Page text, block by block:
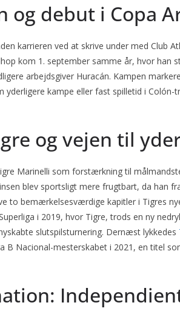
og debut i Copa
karrieren ved at skrive under med Club
kom 1. september samme år, hvor han
arbejdsgiver Huracán. Kampen
kampe eller fast spilletid i
og vejen til
Marinelli som forstærkning til
blev sportsligt mere frugtbart, da han
to bemærkelsesværdige kapitler i Tigres
i 2019, hvor Tigre, trods en ny
slutspilsturnering. Dernæst lykkedes
B Nacional-mesterskabet i 2021, en titel